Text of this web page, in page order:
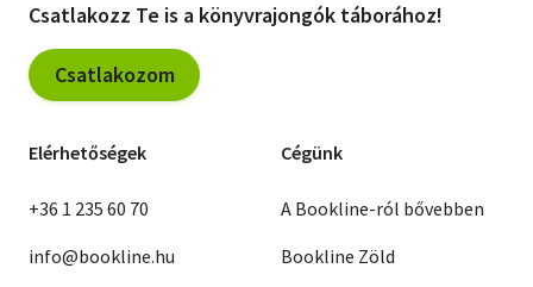
Csatlakozz Te is a könyvrajongók táborához!
Csatlakozom
Elérhetőségek
+36 1 235 60 70
info@bookline.hu
Cégünk
A Bookline-ról bővebben
Bookline Zöld